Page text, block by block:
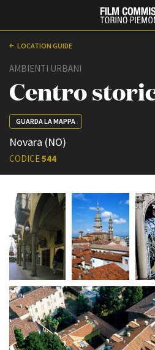
ABOUT
Chi siamo
Storia della Fondazione
Contatti
La sede
Partner
Rete regionale
Bilancio sociale
Amministrazione
trasparente
Bandi e gare
LOCATION GUIDE
AMBIENTI URBANI
Centro
GUARDA LA MAPPA
Novara (NO)
CODICE544